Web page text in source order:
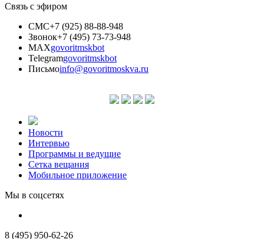
Связь с эфиром
СМС+7 (925) 88-88-948
Звонок+7 (495) 73-73-948
MAXgovoritmskbot
Telegramgovoritmskbot
Письмоinfo@govoritmoskva.ru
Новости
Интервью
Программы и ведущие
Сетка вещания
Мобильное приложение
Мы в соцсетях
8 (495) 950-62-26